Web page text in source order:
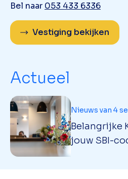
Bel naar 053 433 6336
Vestiging bekijken
Actueel
Belangrijke
jouw SBI-
Nieuws van 4